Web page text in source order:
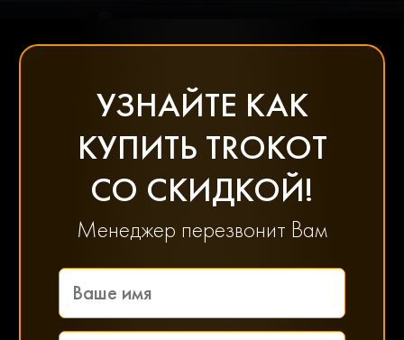
УЗНАЙТЕ КАК
КУПИТЬ TROKOT
СО СКИДКОЙ!
Менеджер перезвонит Вам